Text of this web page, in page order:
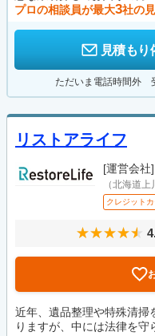
プロの相談員が最大3社の
見積もり
ただいま電話時間外
リストアライフ
[運営会社]
（北海道
クレジット
近年、遺品整理や特殊清掃
りますが、中には法律を守